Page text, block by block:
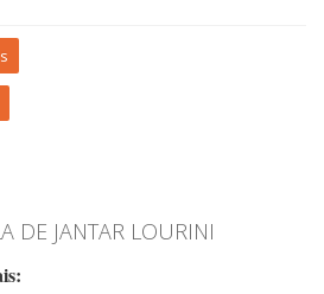
DE JANTAR LOURINI